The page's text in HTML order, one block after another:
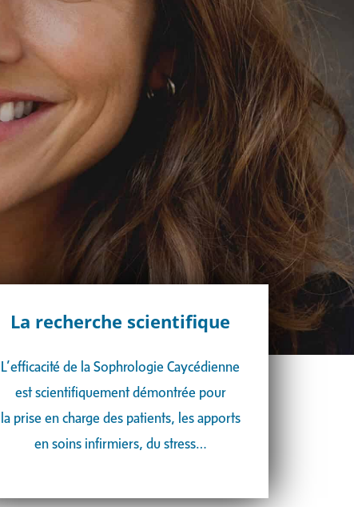
La recherche scientifique
L’efficacité de la Sophrologie Caycédienne
est scientifiquement démontrée pour
la prise en charge des patients, les apports
en soins infirmiers, du stress…